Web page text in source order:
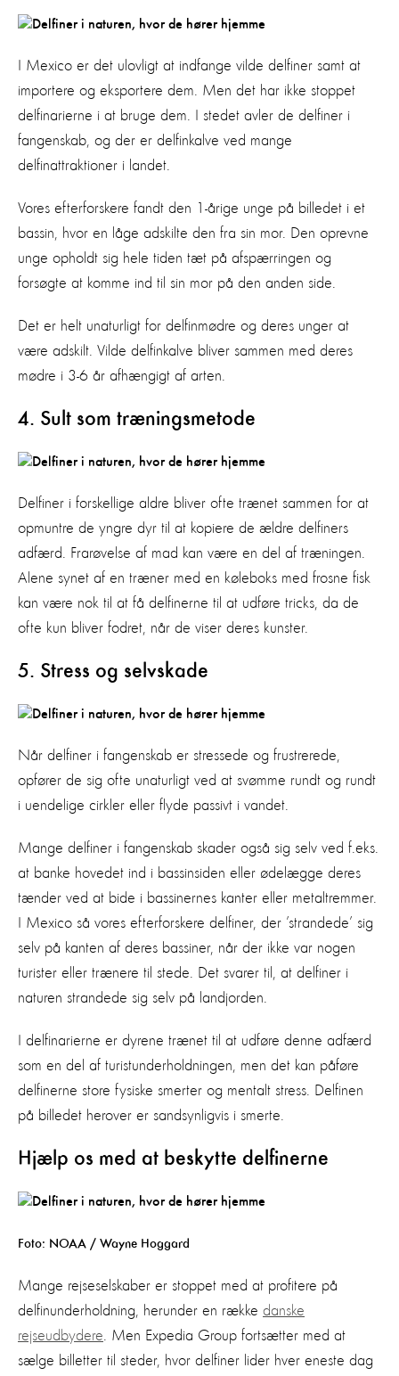
I Mexico er det ulovligt at indfange vilde delfiner samt at
importere og eksportere dem. Men det har ikke stoppet
delfinarierne i at bruge dem. I stedet avler de delfiner i
fangenskab, og der er delfinkalve ved mange
delfinattraktioner i landet.
Vores efterforskere fandt den 1-årige unge på billedet i et
bassin, hvor en låge adskilte den fra sin mor. Den oprevne
unge opholdt sig hele tiden tæt på afspærringen og
forsøgte at komme ind til sin mor på den anden side.
Det er helt unaturligt for delfinmødre og deres unger at
være adskilt. Vilde delfinkalve bliver sammen med deres
mødre i 3-6 år afhængigt af arten.
4. Sult som træningsmetode
Delfiner i forskellige aldre bliver ofte trænet sammen for at
opmuntre de yngre dyr til at kopiere de ældre delfiners
adfærd. Frarøvelse af mad kan være en del af træningen.
Alene synet af en træner med en køleboks med frosne fisk
kan være nok til at få delfinerne til at udføre tricks, da de
ofte kun bliver fodret, når de viser deres kunster.
5. Stress og selvskade
Når delfiner i fangenskab er stressede og frustrerede,
opfører de sig ofte unaturligt ved at svømme rundt og rundt
i uendelige cirkler eller flyde passivt i vandet.
Mange delfiner i fangenskab skader også sig selv ved f.eks.
at banke hovedet ind i bassinsiden eller ødelægge deres
tænder ved at bide i bassinernes kanter eller metaltremmer.
I Mexico så vores efterforskere delfiner, der ’strandede’ sig
selv på kanten af deres bassiner, når der ikke var nogen
turister eller trænere til stede. Det svarer til, at delfiner i
naturen strandede sig selv på landjorden.
I delfinarierne er dyrene trænet til at udføre denne adfærd
som en del af turistunderholdningen, men det kan påføre
delfinerne store fysiske smerter og mentalt stress. Delfinen
på billedet herover er sandsynligvis i smerte.
Hjælp os med at beskytte delfinerne
Foto: NOAA / Wayne Hoggard
Mange rejseselskaber er stoppet med at profitere på
delfinunderholdning, herunder en række danske
rejseudbydere . Men Expedia Group fortsætter med at
sælge billetter til steder, hvor delfiner lider hver eneste dag